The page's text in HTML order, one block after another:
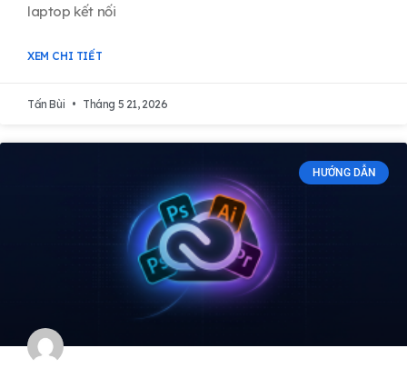
laptop kết nối
XEM CHI TIẾT
Tấn Bùi Tháng 5 21, 2026
HƯỚNG DẪN